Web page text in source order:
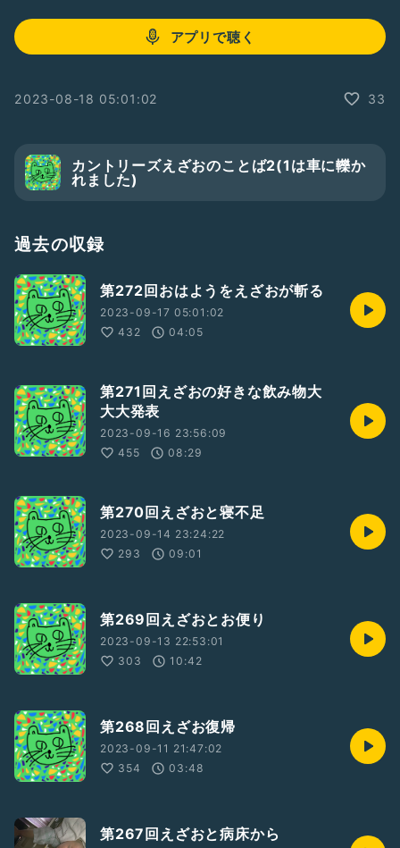
アプリで聴く
2023-08-18 05:01:02 33
カントリーズえざおのことば2(1は車に轢か
れました)
過去の収録
第272回おはようをえざおが斬る
2023-09-17 05:01:02
432
04:05
第271回えざおの好きな飲み物大
大大発表
2023-09-16 23:56:09
455
08:29
第270回えざおと寝不足
2023-09-14 23:24:22
293
09:01
第269回えざおとお便り
2023-09-13 22:53:01
303
10:42
第268回えざお復帰
2023-09-11 21:47:02
354
03:48
第267回えざおと病床から